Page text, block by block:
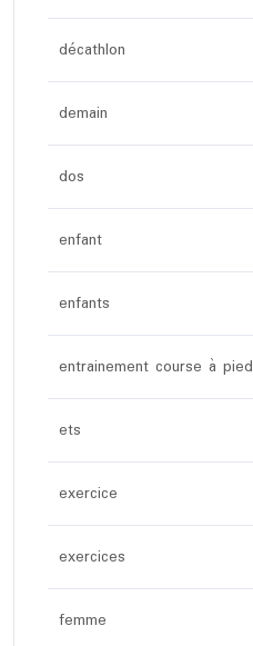
décathlon
demain
dos
enfant
enfants
entrainement course à pied
ets
exercice
exercices
femme